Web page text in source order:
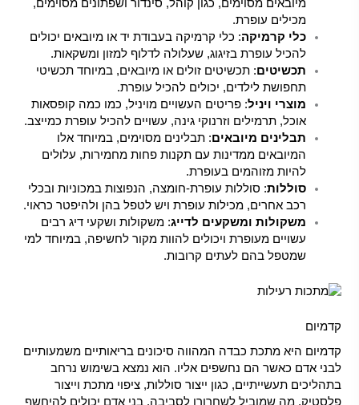
מיובאים מסוימים, כגון קוהל, סינדור ושפתונים מסוימים,
מכילים עופרת.
כלי קרמיקה: כלי קרמיקה בעבודת יד או מיובאים יכולים
להכיל עופרת בזיגוג, שעלולה לדלוף למזון ומשקאות.
תכשיטים: תכשיטים זולים או מיובאים, במיוחד תכשיטי
תחפושת לילדים, יכולים להכיל עופרת.
מוצרי ויניל: פריטים העשויים מויניל, כמו כמה קופסאות
אוכל, תרמילים וזרנוקי גינה, עשויים להכיל עופרת כמייצב.
תבלינים מיובאים: תבלינים מסוימים, במיוחד אלו
המיובאים ממדינות עם תקנות פחות מחמירות, עלולים
להיות מזוהמים בעופרת.
סוללות: סוללות עופרת-חומצה, הנפוצות במכוניות ובכלי
רכב אחרים, מכילות עופרת ויש לטפל בהן ולהיפטר כראוי.
משקולות ומשקעים לדייג: משקולות ושקעי דיג רבים
עשויים מעופרת ויכולים להוות מקור לחשיפה, במיוחד למי
שמטפל בהם לעתים קרובות.
קדמיום
קדמיום היא מתכת כבדה המהווה סיכונים בריאותיים משמעותיים
לבני אדם כאשר הם נחשפים אליו. הוא נמצא בשימוש נרחב
בתהליכים תעשייתיים, כגון ייצור סוללות, ציפוי מתכת וייצור
פלסטיק, מה שמוביל לשחרורו לסביבה. בני אדם יכולים להיחשף